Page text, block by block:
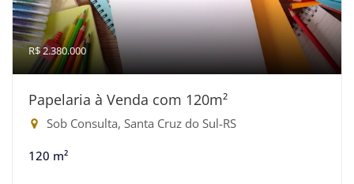
R$ 2.380.000
Papelaria à Venda com 120m²
Sob Consulta, Santa Cruz do Sul-RS
120 m²